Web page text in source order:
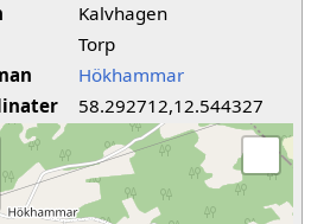
Kalvhagen
Torp
Hökhammar
58.292712,12.544327